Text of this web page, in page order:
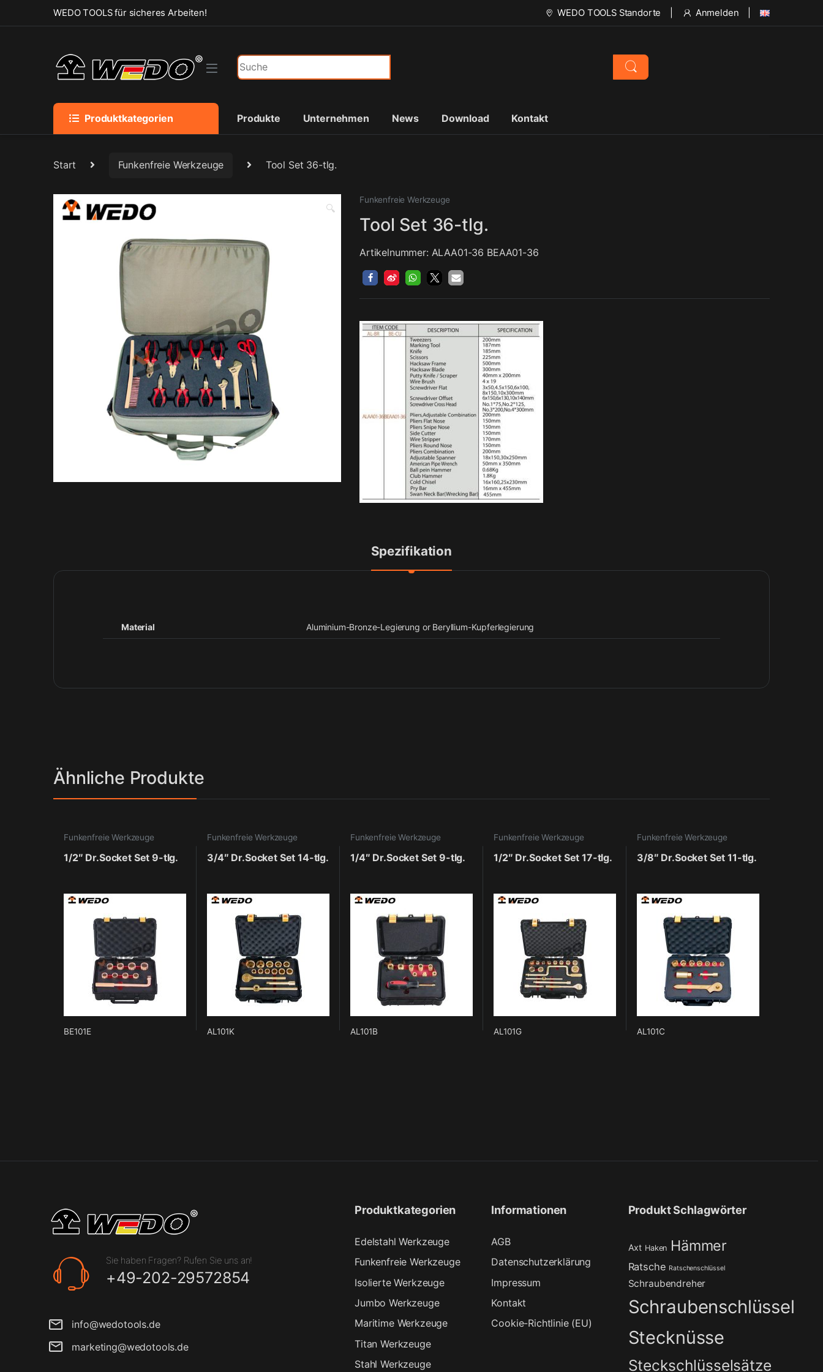
Skip to navigation
Skip to contentWEDO TOOLS für sicheres Arbeiten! WEDO TOOLS Standorte Anmelden
Search for:
Produktkategorien Produkte Unternehmen News Download Kontakt
Start Funkenfreie Werkzeuge Tool Set 36-tlg.
🔍
Funkenfreie Werkzeuge
Tool Set 36-tlg.
Artikelnummer: ALAA01-36 BEAA01-36
Spezifikation
Material Aluminium-Bronze-Legierung or Beryllium-Kupferlegierung
Ähnliche Produkte
Funkenfreie Werkzeuge
1/2″ Dr.Socket Set 9-tlg.
BE101E
Funkenfreie Werkzeuge
3/4″ Dr.Socket Set 14-tlg.
AL101K
Funkenfreie Werkzeuge
1/4″ Dr.Socket Set 9-tlg.
AL101B
Funkenfreie Werkzeuge
1/2″ Dr.Socket Set 17-tlg.
AL101G
Funkenfreie Werkzeuge
3/8″ Dr.Socket Set 11-tlg.
AL101C
Sie haben Fragen? Rufen Sie uns an!
+49-202-29572854
info@wedotools.de
marketing@wedotools.de
Produktkategorien
Edelstahl Werkzeuge
Funkenfreie Werkzeuge
Isolierte Werkzeuge
Jumbo Werkzeuge
Maritime Werkzeuge
Titan Werkzeuge
Stahl Werkzeuge
Informationen
AGB
Datenschutzerklärung
Impressum
Kontakt
Cookie-Richtlinie (EU)
Produkt Schlagwörter
Axt Haken Hämmer
Ratsche Ratschenschlüssel
Schraubendreher
Schraubenschlüssel
Stecknüsse
Steckschlüsselsätze